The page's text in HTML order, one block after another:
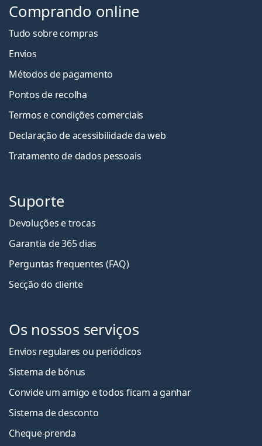
Qual é a diferença entre PureVision 2 (3 lentes) e
PureVision 2 (6 lentes)?
Outras lentes de contacto mensais
As mais vendidas com líquidos
com estojo
de usar.
Comprando online
Tudo sobre compras
Envios
Métodos de pagamento
Pontos de recolha
Termos e condições comerciais
Declaração de acessibilidade da web
Tratamento de dados pessoais
Suporte
Devoluções e trocas
Garantia de 365 dias
Perguntas frequentes (FAQ)
Secção do cliente
Os nossos serviços
Envios regulares ou periódicos
Sistema de bónus
Convide um amigo e todos ficam a ganhar
Sistema de desconto
Cheque-prenda